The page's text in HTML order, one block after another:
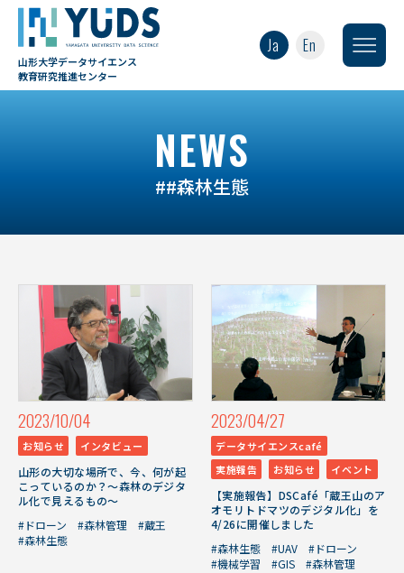
山形大学データサイエンス
教育研究推進センター
Ja En
NEWS
##森林生態
2023/10/04
お知らせ インタビュー
山形の大切な場所で、今、何が起
こっているのか？～森林のデジタ
ル化で見えるもの～
#ドローン
#森林管理
#蔵王
#森林生態
2023/04/27
データサイエンスcafé
実施報告
お知らせ イベント
【実施報告】DSCafé「蔵王山のア
オモリトドマツのデジタル化」を
4/26に開催しました
#森林生態
#UAV
#ドローン
#機械学習
#GIS #森林管理